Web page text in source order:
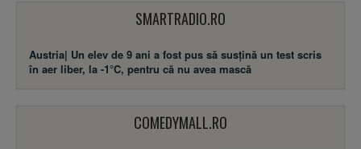
SMARTRADIO.RO
Austria| Un elev de 9 ani a fost pus să susţină un test scris
în aer liber, la -1°C, pentru că nu avea mască
COMEDYMALL.RO